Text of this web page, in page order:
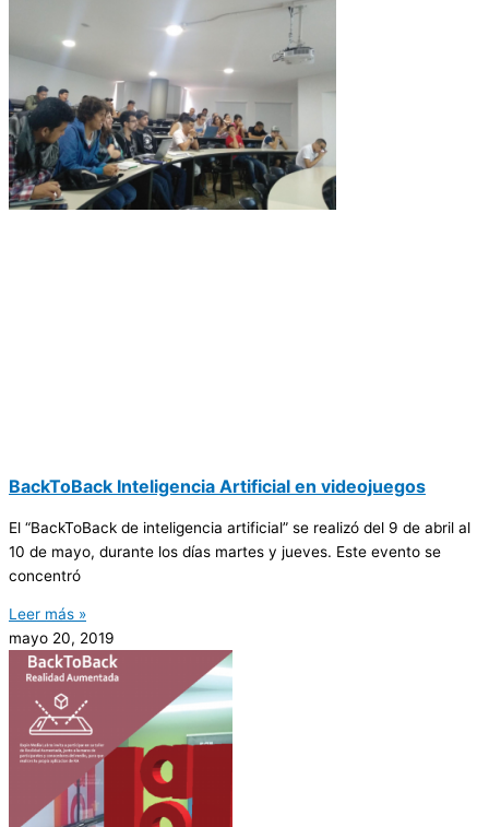
BackToBack Inteligencia Artificial en videojuegos
El “BackToBack de inteligencia artificial” se realizó del 9 de abril al
10 de mayo, durante los días martes y jueves. Este evento se
concentró
Leer más »
mayo 20, 2019